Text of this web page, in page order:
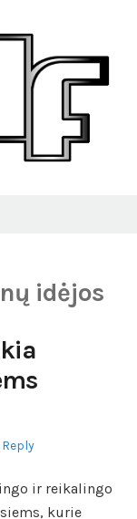
idėjos
Reply
ir reikalingo
kurie